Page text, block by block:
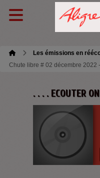
Les émissions en
Chute libre # 02 décembre 2022
. . . . ECOUTER